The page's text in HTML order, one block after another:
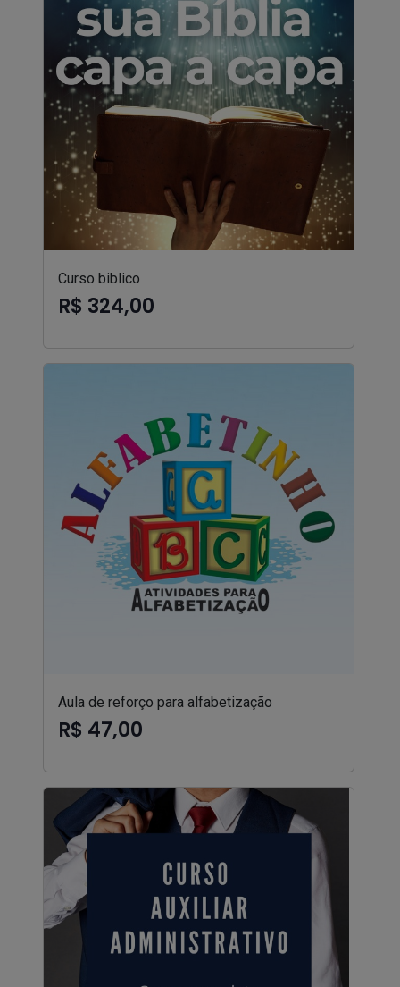
Curso biblico
R$ 324,00
Aula de reforço para alfabetização
R$ 47,00